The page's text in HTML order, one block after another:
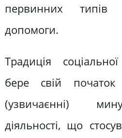
первинних типів
допомоги.
Традиція
бере свій початок
(узвичаєнні)
діяльності, що